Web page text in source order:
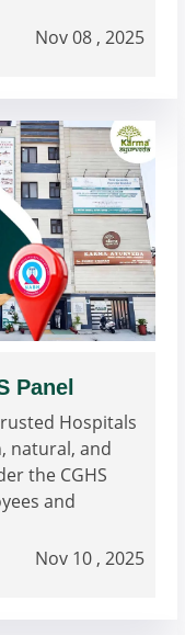
Nov 08 , 2025
Panel
Hospitals
natural, and
the CGHS
and
Nov 10 , 2025